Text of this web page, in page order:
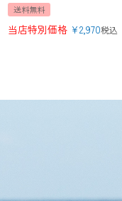
送料無料
当店特別価格 ¥2,970税込